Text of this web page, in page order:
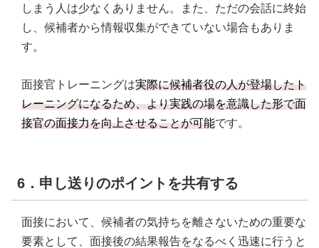
しまう人は少なくありません。また、ただの会話に終始
し、候補者から情報収集ができていない場合もありま
す。
面接官トレーニングは実際に候補者役の人が登場したト
レーニングになるため、より実践の場を意識した形で面
接官の面接力を向上させることが可能です。
6．申し送りのポイントを共有する
面接において、候補者の気持ちを離さないための重要な
要素として、面接後の結果報告をなるべく迅速に行うと